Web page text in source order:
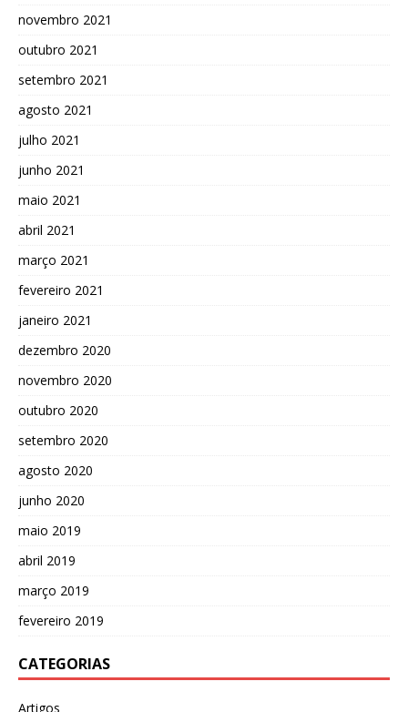
novembro 2021
outubro 2021
setembro 2021
agosto 2021
julho 2021
junho 2021
maio 2021
abril 2021
março 2021
fevereiro 2021
janeiro 2021
dezembro 2020
novembro 2020
outubro 2020
setembro 2020
agosto 2020
junho 2020
maio 2019
abril 2019
março 2019
fevereiro 2019
CATEGORIAS
Artigos